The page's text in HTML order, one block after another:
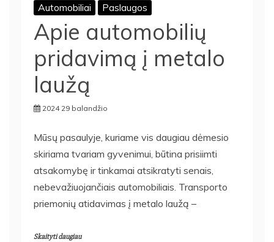
Automobiliai Paslaugos
Apie automobilių
pridavimą į metalo
laužą
2024 29 balandžio
Mūsų pasaulyje, kuriame vis daugiau dėmesio
skiriama tvariam gyvenimui, būtina prisiimti
atsakomybę ir tinkamai atsikratyti senais,
nebevažiuojančiais automobiliais. Transporto
priemonių atidavimas į metalo laužą –
Skaityti daugiau